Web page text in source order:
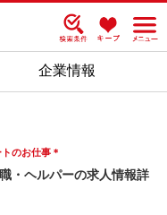
企業情報
のお仕事＊
・ヘルパーの求人情報詳